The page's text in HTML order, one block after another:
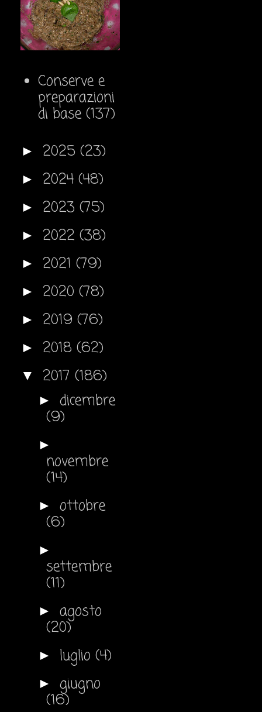
Conserve e
preparazioni
di base (137)
► 2025 (23)
► 2024 (48)
► 2023 (75)
► 2022 (38)
► 2021 (79)
► 2020 (78)
► 2019 (76)
► 2018 (62)
▼ 2017 (186)
► dicembre
(9)
►
novembre
(14)
► ottobre
(6)
►
settembre
(11)
► agosto
(20)
► luglio (4)
► giugno
(16)